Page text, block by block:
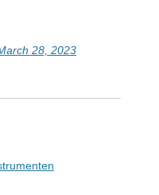
28, 2023